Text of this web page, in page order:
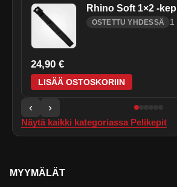
Rhino Soft 1×2 -
OSTETTU YHDESSÄ 1
24,90 €
LISÄÄ OSTOSKORIIN
‹ ›
Näytä kaikki kategoriassa Pelikepit
MYYMÄLÄT